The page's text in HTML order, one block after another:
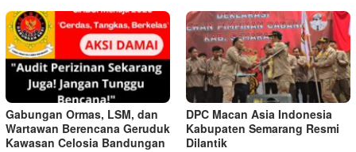
Gabungan Ormas, LSM, dan
Wartawan Berencana Geruduk
Kawasan Celosia Bandungan
DPC Macan Asia Indonesia
Kabupaten Semarang Resmi
Dilantik